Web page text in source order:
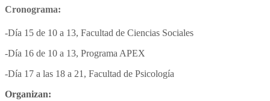
Cronograma:
-Día 15 de 10 a 13, Facultad de Ciencias Sociales
-Día 16 de 10 a 13, Programa APEX
-Día 17 a las 18 a 21, Facultad de Psicología
Organizan: